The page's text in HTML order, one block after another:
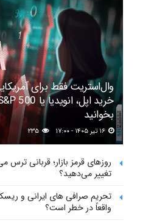
وال‌استریت فقط برای
بخوانید
روزهای قرمز بازار؛ قربانی ترس
تغییر می‌دهید؟
تحریم صرافی های ایرانی و
واقعاً در خطر است؟